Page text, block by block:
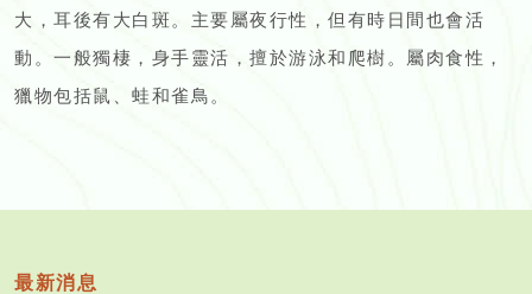
大，耳後有大白斑。主要屬夜行性，但有時日間也會活
動。一般獨棲，身手靈活，擅於游泳和爬樹。屬肉食性，
獵物包括鼠、蛙和雀鳥。
最新消息